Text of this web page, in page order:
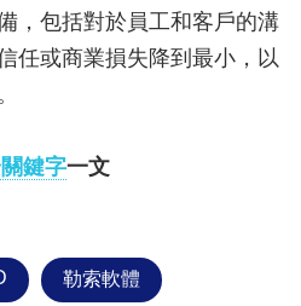
，包括對於員工和客戶的溝
任或商業損失降到最小，以
鍵字一文
勒索軟體